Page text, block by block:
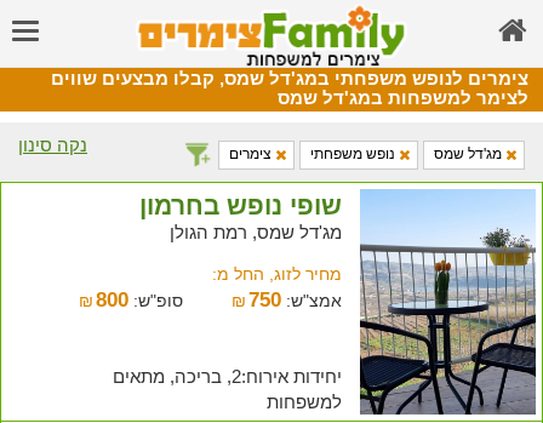
צימרים לנופש משפחתי במג'דל שמס, קבלו מבצעים שווים
לצימר למשפחות במג'דל שמס
נקה סינון מג'דל שמס נופש משפחתי צימרים
שופי נופש בחרמון
מג'דל שמס, רמת הגולן
מחיר לזוג, החל מ:
אמצ"ש:
₪750 סופ"ש: ₪ 800
יחידות אירוח:2, בריכה, מתאים
למשפחות